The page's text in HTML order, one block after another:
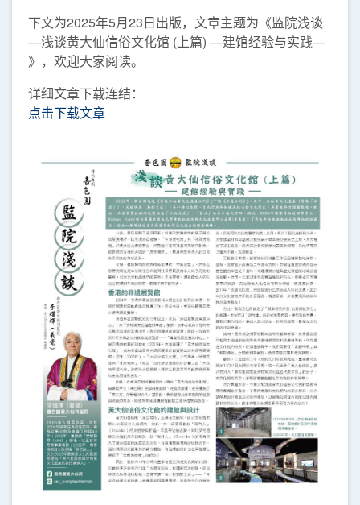
下文为2025年5月23日出版，文章主题为《监院浅谈
—浅谈黄大仙信俗文化馆 (上篇) —建馆经验与实践—
》，欢迎大家阅读。
详细文章下载连结：
点击下载文章